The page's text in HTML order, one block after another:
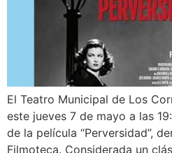
El Teatro Municipal de Los
este jueves 7 de mayo a las
de la película “Perversidad”,
Filmoteca. Considerada un